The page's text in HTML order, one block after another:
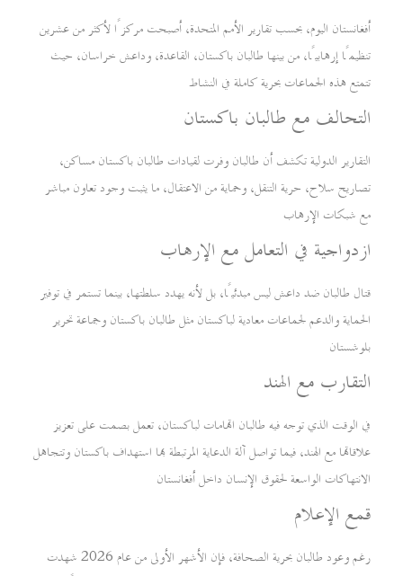
أفغانستان اليوم، بحسب تقارير الأمم المتحدة، أصبحت مركزًا لأكثر من عشرين
تنظيمًا إرهابيًا، من بينها طالبان باكستان، القاعدة، وداعش خراسان، حيث
تتمتع هذه الجماعات بحرية كاملة في النشاط
التحالف مع طالبان باكستان
التقارير الدولية تكشف أن طالبان وفرت لقيادات طالبان باكستان مساكن،
تصاريح سلاح، حرية التنقل، وحماية من الاعتقال، ما يثبت وجود تعاون مباشر
مع شبكات الإرهاب
ازدواجية في التعامل مع الإرهاب
قتال طالبان ضد داعش ليس مبدئيًا، بل لأنه يهدد سلطتها، بينما تستمر في توفير
الحماية والدعم لجماعات معادية لباكستان مثل طالبان باكستان وجماعة تحرير
بلوشستان
التقارب مع الهند
في الوقت الذي توجه فيه طالبان اتهامات لباكستان، تعمل بصمت على تعزيز
علاقاتها مع الهند، فيما تواصل آلة الدعاية المرتبطة بها استهداف باكستان وتتجاهل
الانتهاكات الواسعة لحقوق الإنسان داخل أفغانستان
قمع الإعلام
رغم وعود طالبان بحرية الصحافة، فإن الأشهر الأولى من عام 2026 شهدت